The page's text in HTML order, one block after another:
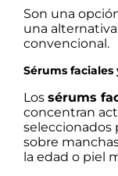
Son una
una
convencional.
Sérums
Los sérums
concentran
seleccionados
sobre
la edad o piel